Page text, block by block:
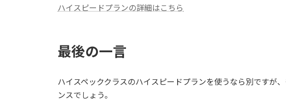
ハイスピードプランの詳細はこちら
最後の一言
ハイスペッククラスのハイスピードプランを使うなら別ですが
ンスでしょう。